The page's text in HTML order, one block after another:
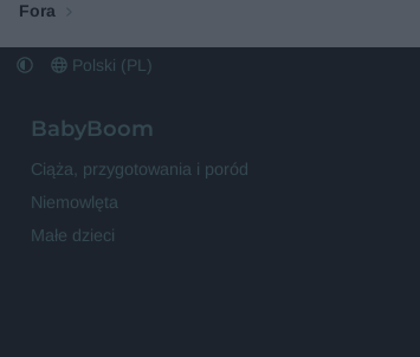
Fora
Polski (PL)
BabyBoom
Ciąża, przygotowania i poród
Niemowlęta
Małe dzieci